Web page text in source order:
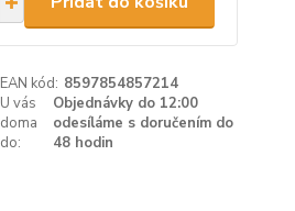
EAN kód: 8597854857214
U vás
doma
do:
Objednávky do 12:00
odesíláme s doručením do
48 hodin